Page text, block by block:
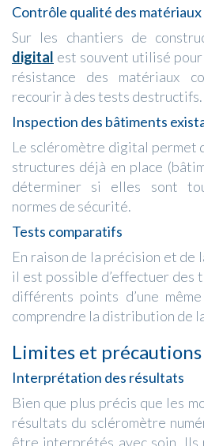
Contrôle qualité des matériaux
Sur les chantiers de
digital est souvent utilisé
résistance des matériaux
recourir à des tests destructifs.
Inspection des bâtiments
Le scléromètre digital permet
structures déjà en place
déterminer si elles sont
normes de sécurité.
Tests comparatifs
En raison de la précision et de
il est possible d’effectuer des
différents points d’une
comprendre la distribution de
Limites et précautions
Interprétation des résultats
Bien que plus précis que les
résultats du scléromètre
être interprétés avec soin.